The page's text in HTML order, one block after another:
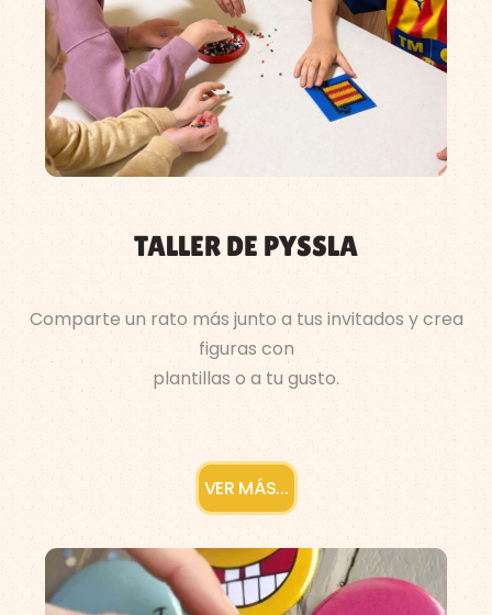
TALLER DE PYSSLA
Comparte un rato más junto a tus invitados y crea
figuras con
plantillas o a tu gusto.
VER MÁS...